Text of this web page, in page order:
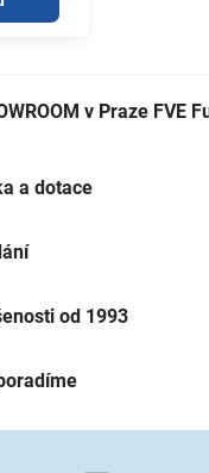
v Praze FVE
a dotace
od 1993